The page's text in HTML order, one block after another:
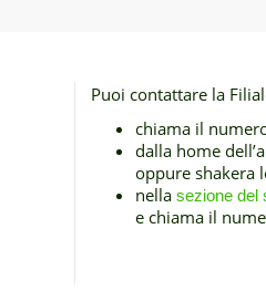
Puoi contattare la
chiama il
dalla home
oppure shakera
nella sezione del
e chiama il